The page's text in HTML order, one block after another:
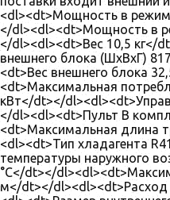
<dl><dt>Мощность в
</dl><dl><dt>Мощность в
</dl><dl><dt>Вес 10,5 кг</
внешнего блока (ШхВхГ)
<dt>Вес внешнего блока
<dt>Максимальная
кВт</dt></
</dl><dl><dt>Пульт В
<dt>Максимальная длина
<dl><dt>Тип хладагента
температуры наружного
°С</dt></
м</dt></